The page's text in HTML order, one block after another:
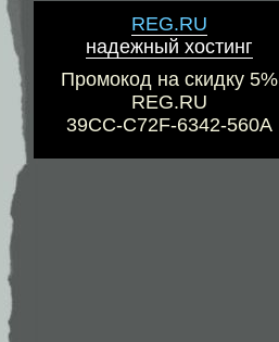
REG.RU
надежный хостинг
Промокод на скидку 5%
REG.RU
39CC-C72F-6342-560A